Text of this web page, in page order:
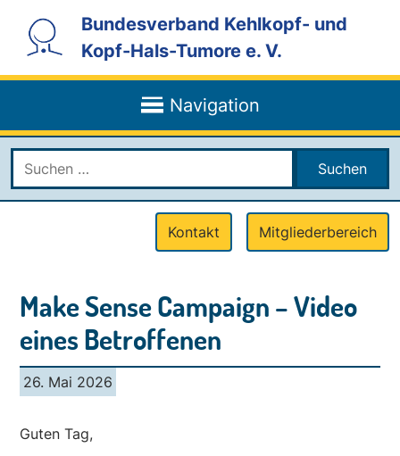
Hauptnavigation
Service-
Navigation
Suche
Inhalt
Kontaktmenü
in
Bundesverband Kehlkopf- und
Kopf-Hals-Tumore e. V.
Navigation
nach:
Kontakt Mitgliederbereich
Make Sense Campaign – Video
eines Betroffenen
26. Mai 2026
Guten Tag,